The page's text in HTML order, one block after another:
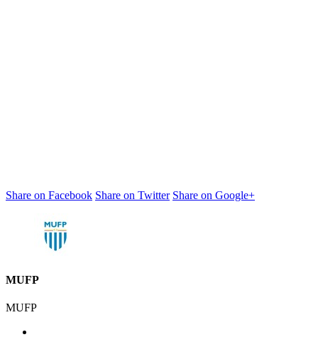
Share on Facebook Share on Twitter Share on Google+
MUFP
MUFP